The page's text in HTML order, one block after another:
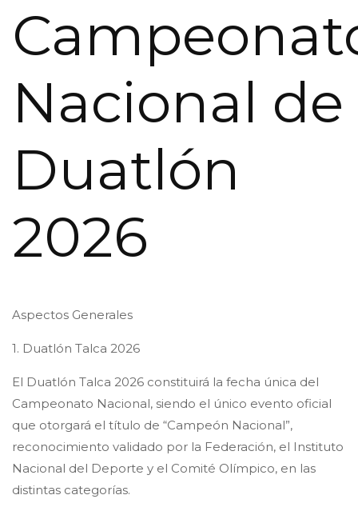
Nacional de
Duatlón
2026
Aspectos Generales
1. Duatlón Talca 2026
El Duatlón Talca 2026 constituirá la fecha única del
Campeonato Nacional, siendo el único evento oficial
que otorgará el título de “Campeón Nacional”,
reconocimiento validado por la Federación, el Instituto
Nacional del Deporte y el Comité Olímpico, en las
distintas categorías.